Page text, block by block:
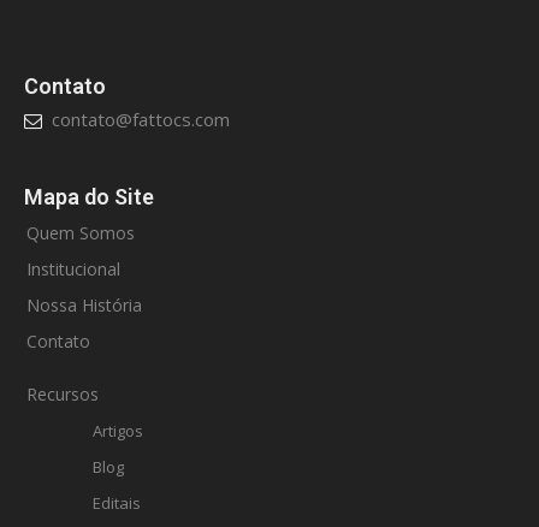
Contato
contato@fattocs.com
Mapa do Site
Quem Somos
Institucional
Nossa História
Contato
Recursos
Artigos
Blog
Editais